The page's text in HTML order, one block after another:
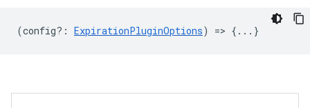
(config? : ExpirationPluginOptions) => {...}